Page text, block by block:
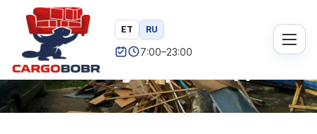
й
т
ET RU
7:00–23:00
Главная / Вывоз мусора из дома
Вывоз мусора из дома